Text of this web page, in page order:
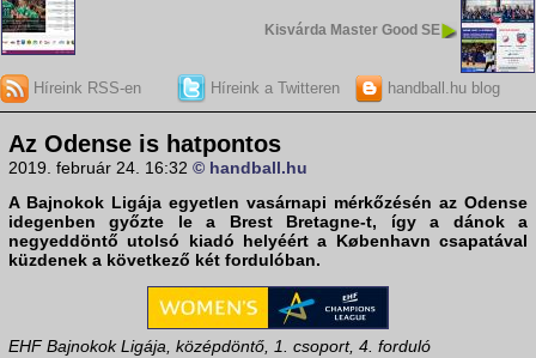
Kisvárda Master Good SE
Híreink RSS-en Híreink a Twitteren handball.hu blog
Az Odense is hatpontos
2019. február 24. 16:32 © handball.hu
A Bajnokok Ligája egyetlen vasárnapi mérkőzésén az Odense
idegenben győzte le a Brest Bretagne-t, így a dánok a
negyeddöntő utolsó kiadó helyéért a København csapatával
küzdenek a következő két fordulóban.
EHF Bajnokok Ligája, középdöntő, 1. csoport, 4. forduló